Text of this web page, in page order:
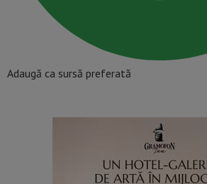
Adaugă ca sursă preferată